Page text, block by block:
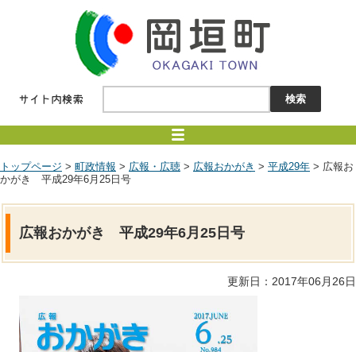
トップページ > 町政情報 > 広報・広聴 > 広報おかがき > 平成29年 > 広報お
かがき 平成29年6月25日号
広報おかがき 平成29年6月25日号
更新日：2017年06月26日